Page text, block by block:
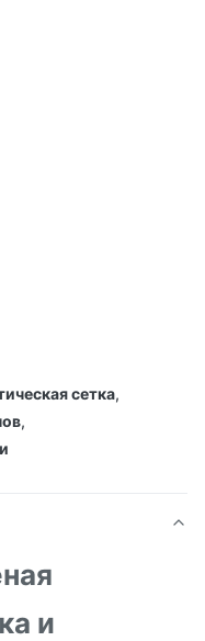
сетка,
,
и